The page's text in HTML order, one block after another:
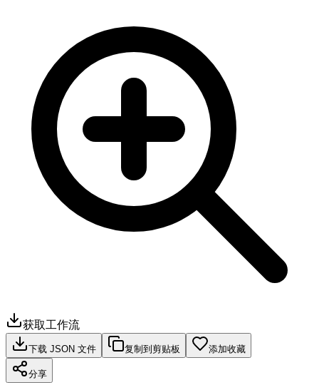
获取工作流
下载 JSON 文件 复制到剪贴板 添加收藏
分享